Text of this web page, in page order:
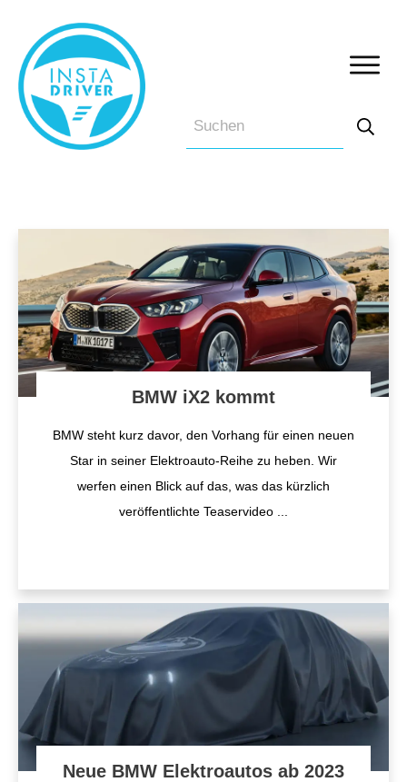
BMW iX2 kommt
BMW steht kurz davor, den Vorhang für einen neuen
Star in seiner Elektroauto-Reihe zu heben. Wir
werfen einen Blick auf das, was das kürzlich
veröffentlichte Teaservideo
Neue BMW Elektroautos ab 2023